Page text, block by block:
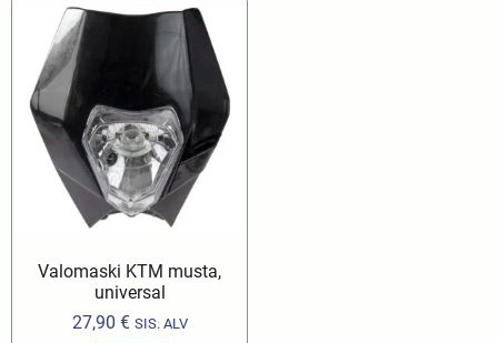
Valomaski KTM musta,
universal
27,90 € SIS. ALV